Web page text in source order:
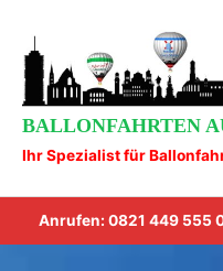
Inhalt
springen
BALLONFAHRTEN
Ihr Spezialist für
Anrufen: 0821 449 555